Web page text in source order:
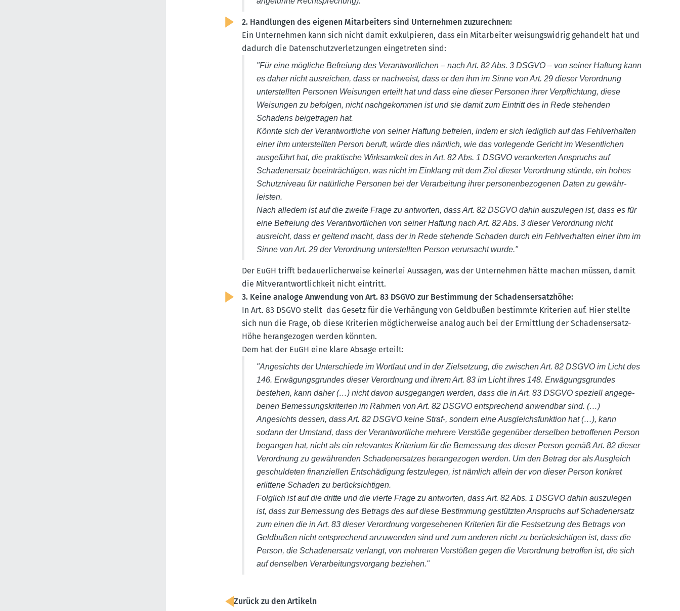
2. Handlungen des eigenen Mitar­beiters sind Unter­nehmen zuzurechnen:
Ein Unter­nehmen kann sich nicht damit exkul­pieren, dass ein Mitar­beiter weisungs­widrig gehandelt hat und
dadurch die Daten­schutz­ver­let­zungen einge­treten sind:
"Für eine mögliche Befreiung des Verant­wort­lichen – nach Art. 82 Abs. 3 DSGVO – von seiner Haftung kann
es daher nicht ausreichen, dass er nachweist, dass er den ihm im Sinne von Art. 29 dieser Verordnung
unter­stellten Personen Weisungen erteilt hat und dass eine dieser Personen ihrer Verpflichtung, diese
Weisungen zu befolgen, nicht nachge­kommen ist und sie damit zum Eintritt des in Rede stehenden
Schadens beige­tragen hat.
Könnte sich der Verant­wort­liche von seiner Haftung befreien, indem er sich lediglich auf das Fehlver­halten
einer ihm unter­stellten Person beruft, würde dies nämlich, wie das vorle­gende Gericht im Wesent­lichen
ausge­führt hat, die praktische Wirksamkeit des in Art. 82 Abs. 1 DSGVO veran­kerten Anspruchs auf
Schaden­ersatz beein­träch­tigen, was nicht im Einklang mit dem Ziel dieser Verordnung stünde, ein hohes
Schutz­niveau für natür­liche Personen bei der Verar­beitung ihrer perso­nen­be­zo­genen Daten zu gewähr­
leisten.
Nach alledem ist auf die zweite Frage zu antworten, dass Art. 82 DSGVO dahin auszu­legen ist, dass es für
eine Befreiung des Verant­wort­lichen von seiner Haftung nach Art. 82 Abs. 3 dieser Verordnung nicht
ausreicht, dass er geltend macht, dass der in Rede stehende Schaden durch ein Fehlver­halten einer ihm im
Sinne von Art. 29 der Verordnung unter­stellten Person verur­sacht wurde."
Der EuGH trifft bedau­er­li­cher­weise keinerlei Aussagen, was der Unter­nehmen hätte machen müssen, damit
die Mitver­ant­wort­lichkeit nicht eintritt.
3. Keine analoge Anwendung von Art. 83 DSGVO zur Bestimmung der Schadens­er­satzhöhe:
In Art. 83 DSGVO stellt das Gesetz für die Verhängung von Geldbußen bestimmte Kriterien auf. Hier stellte
sich nun die Frage, ob diese Kriterien mögli­cher­weise analog auch bei der Ermittlung der Schadens­ersatz-
Höhe heran­ge­zogen werden könnten.
Dem hat der EuGH eine klare Absage erteilt:
"Angesichts der Unter­schiede im Wortlaut und in der Zielsetzung, die zwischen Art. 82 DSGVO im Licht des
146. Erwägungs­grundes dieser Verordnung und ihrem Art. 83 im Licht ihres 148. Erwägungs­grundes
bestehen, kann daher (…) nicht davon ausge­gangen werden, dass die in Art. 83 DSGVO speziell angege­
benen Bemes­sungs­kri­terien im Rahmen von Art. 82 DSGVO entspre­chend anwendbar sind. (…)
Angesichts dessen, dass Art. 82 DSGVO keine Straf‑, sondern eine Ausgleichs­funktion hat (…), kann
sodann der Umstand, dass der Verant­wort­liche mehrere Verstöße gegenüber derselben betrof­fenen Person
begangen hat, nicht als ein relevantes Kriterium für die Bemessung des dieser Person gemäß Art. 82 dieser
Verordnung zu gewäh­renden Schaden­er­satzes heran­ge­zogen werden. Um den Betrag der als Ausgleich
geschul­deten finan­zi­ellen Entschä­digung festzu­legen, ist nämlich allein der von dieser Person konkret
erlittene Schaden zu berück­sich­tigen.
Folglich ist auf die dritte und die vierte Frage zu antworten, dass Art. 82 Abs. 1 DSGVO dahin auszu­legen
ist, dass zur Bemessung des Betrags des auf diese Bestimmung gestützten Anspruchs auf Schaden­ersatz
zum einen die in Art. 83 dieser Verordnung vorge­se­henen Kriterien für die Festsetzung des Betrags von
Geldbußen nicht entspre­chend anzuwenden sind und zum anderen nicht zu berück­sich­tigen ist, dass die
Person, die Schaden­ersatz verlangt, von mehreren Verstößen gegen die Verordnung betroffen ist, die sich
auf denselben Verar­bei­tungs­vorgang beziehen."
Zurück zu den Artikeln